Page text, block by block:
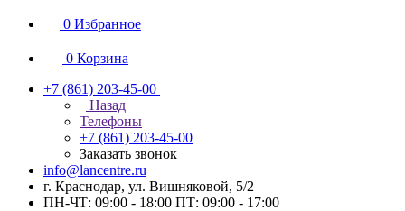
0 Избранное
0 Корзина
+7 (861) 203-45-00
Назад
Телефоны
+7 (861) 203-45-00
Заказать звонок
info@lancentre.ru
г. Краснодар, ул. Вишняковой, 5/2
ПН-ЧТ: 09:00 - 18:00 ПТ: 09:00 - 17:00